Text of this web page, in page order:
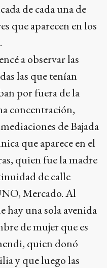
de cada una de
que aparecen en los
a observar las
las que tenían
por fuera de la
concentración,
de Bajada
que aparece en el
quien fue la madre
de calle
Mercado. Al
hay una sola avenida
de mujer que es
quien donó
y que luego las